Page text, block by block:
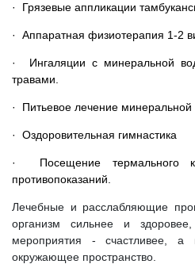
· Грязевые аппликации
· Аппаратная физиотерапия 1-2
· Ингаляции с минеральной
травами.
· Питьевое лечение минеральной
· Оздоровительная гимнастика
· Посещение термального
противопоказаний.
Лечебные и расслабляющие
организм сильнее и здоровее,
мероприятия - счастливее, а
окружающее пространство.